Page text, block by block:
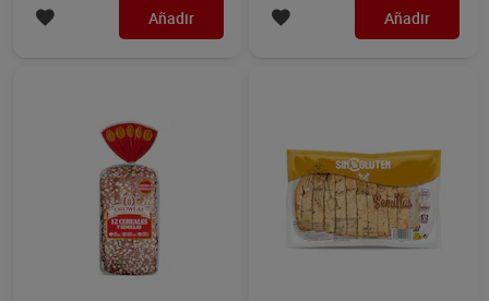
Añadir Añadir